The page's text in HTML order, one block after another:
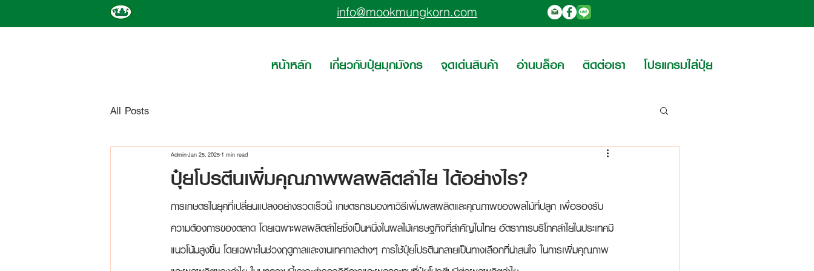
info@mookmungkorn.com
หน้าหลัก เกี่ยวกับปุ๋ยมุกมังกร จุดเด่นสินค้า อ่านบล็อค ติดต่อเรา โปรแกรมใส่ปุ๋ย
All Posts
ปุ๋ยโปรตีนเพิ่มคุณภาพผลผลิตลำไย ได้อย่างไร?
AdminJan 25, 20251 min read
การเกษตรในยุคที่เปลี่ยนแปลงอย่างรวดเร็วนี้ เกษตรกรมองหาวิธีเพิ่มผลผลิตและคุณภาพของผลไม้ที่ปลูก เพื่อรองรับ
ความต้องการของตลาด โดยเฉพาะผลผลิตลำไยซึ่งเป็นหนึ่งในผลไม้เศรษฐกิจที่สำคัญในไทย อัตราการบริโภคลำไยในประเทศมี
แนวโน้มสูงขึ้น โดยเฉพาะในช่วงฤดูกาลและงานเทศกาลต่างๆ การใช้ปุ๋ยโปรตีนกลายเป็นทางเลือกที่น่าสนใจ ในการเพิ่มคุณภาพ